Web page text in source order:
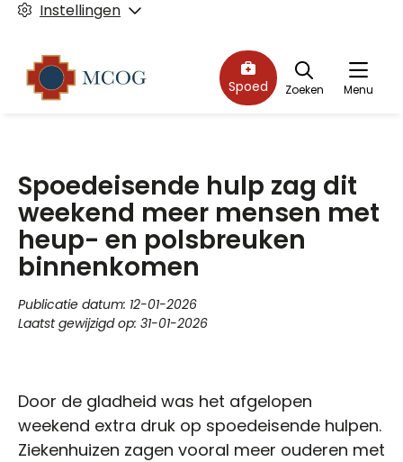
Instellingen
Menu
Spoed Zoeken
Spoedeisende hulp zag dit
weekend meer mensen met
heup- en polsbreuken
binnenkomen
Publicatie datum: 12-01-2026
Laatst gewijzigd op: 31-01-2026
Door de gladheid was het afgelopen
weekend extra druk op spoedeisende hulpen.
Ziekenhuizen zagen vooral meer ouderen met